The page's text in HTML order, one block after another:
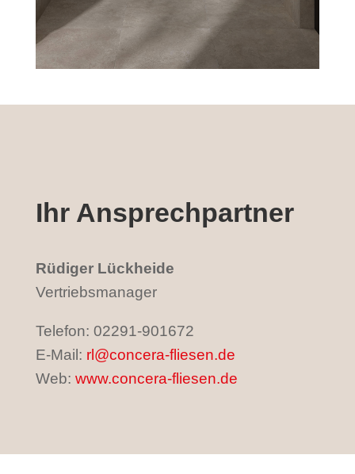
Ihr Ansprechpartner
Rüdiger Lückheide
Vertriebsmanager
Telefon: 02291-901672
E-Mail: rl@concera-fliesen.de
Web: www.concera-fliesen.de